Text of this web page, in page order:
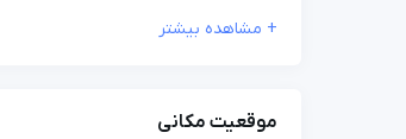
موقعیت مکانی